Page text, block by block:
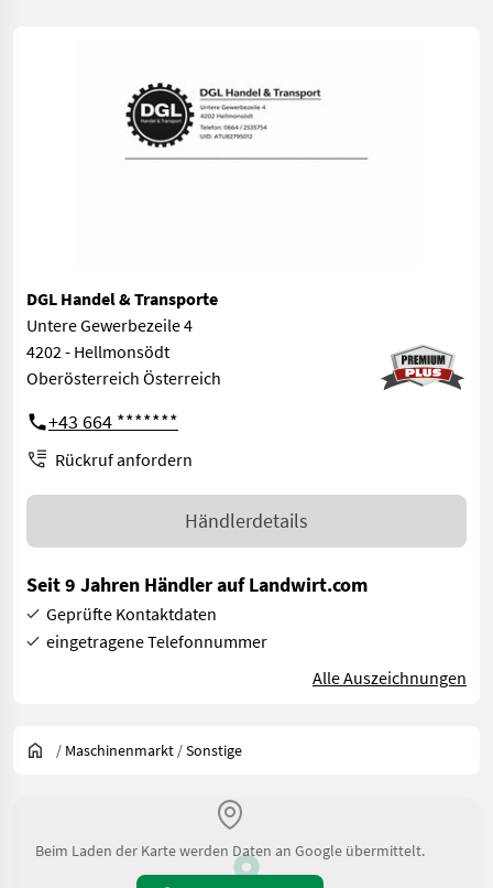
DGL Handel & Transporte
Untere Gewerbezeile 4
4202 - Hellmonsödt
Oberösterreich Österreich
+43 664 *******
Rückruf anfordern
Händlerdetails
Seit 9 Jahren Händler auf Landwirt.com
Geprüfte Kontaktdaten
eingetragene Telefonnummer
Alle Auszeichnungen
/ Maschinenmarkt /Sonstige
Beim Laden der Karte werden Daten an Google übermittelt.